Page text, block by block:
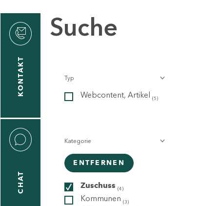
KONTAKT
CHAT
Suche
Typ
Webcontent, Artikel (5)
Kategorie
ENTFERNEN
Zuschuss (4)
Kommunen (3)